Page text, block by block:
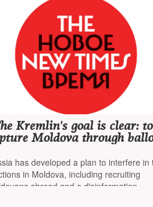
Kremlin's goal is clear: to
Moldova through
turn us into a
hybrid attacks on the EU»
has developed a plan to interfere in
in Moldova, including recruiting
abroad and a disinformation